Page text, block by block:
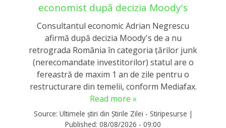
economist după decizia Moody's
Consultantul economic Adrian Negrescu
afirmă după decizia Moody's de a nu
retrograda România în categoria țărilor junk
(nerecomandate investitorilor) statul are o
fereastră de maxim 1 an de zile pentru o
restructurare din temelii, conform Mediafax.
Read more »
Source: Ultimele știri din Știrile Zilei - Stiripesurse |
Published: 08/08/2026 - 09:00